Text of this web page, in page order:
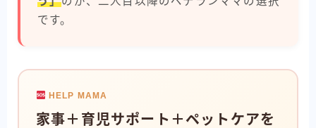
です。
HELP MAMA
家事＋育児サポート＋ペットケアを